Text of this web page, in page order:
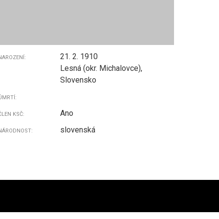
21. 2. 1910
Lesná (okr. Michalovce),
Slovensko
KSČ: Ano
slovenská